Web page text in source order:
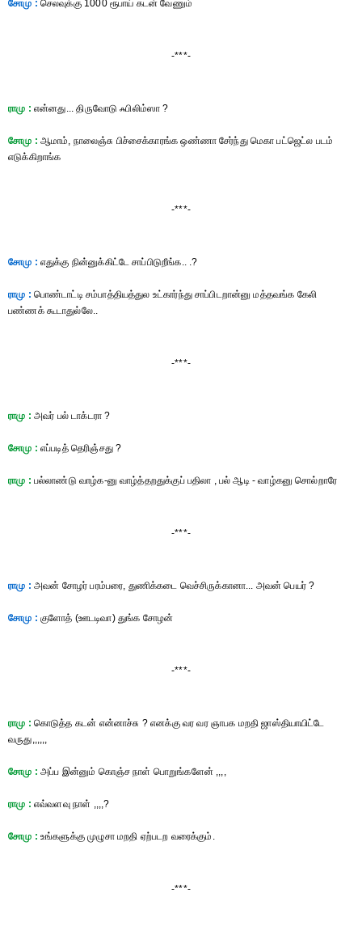
சோமு : செலவுக்கு 1000 ரூபாய் கடன் வேணும்
-***-
ராமு : என்னது... திருவோடு ஃபிலிம்ஸா ?
சோமு : ஆமாம், நாலைஞ்சு பிச்சைக்காரங்க ஒண்ணா சேர்ந்து மெகா பட்ஜெட்ல படம்
எடுக்கிறாங்க
-***-
சோமு : எதுக்கு நின்னுக்கிட்டே சாப்பிடுறீங்க.. .?
ராமு : பொண்டாட்டி சம்பாத்தியத்துல உட்கார்ந்து சாப்பிடறான்னு மத்தவங்க கேலி
பண்ணக் கூடாதுல்லே..
-***-
ராமு : அவர் பல் டாக்டரா ?
சோமு : எப்படித் தெரிஞ்சது ?
ராமு : பல்லாண்டு வாழ்க-னு வாழ்த்தறதுக்குப் பதிலா , பல் ஆடி - வாழ்கனு சொல்றாரே
-***-
ராமு : அவன் சோழர் பரம்பரை, துணிக்கடை வெச்சிருக்கானா... அவன் பெயர் ?
சோமு : குளோத் (ஊடடிவா) துங்க சோழன்
-***-
ராமு : கொடுத்த கடன் என்னாச்சு ? எனக்கு வர வர ஞாபக மறதி ஜாஸ்தியாயிட்டே
வருது,,,,,,
சோமு : அப்ப இன்னும் கொஞ்ச நாள் பொறுங்களேன் ,,,,
ராமு : எவ்வளவு நாள் ,,,,?
சோமு : உங்களுக்கு முழுசா மறதி ஏற்படற வரைக்கும்.
-***-